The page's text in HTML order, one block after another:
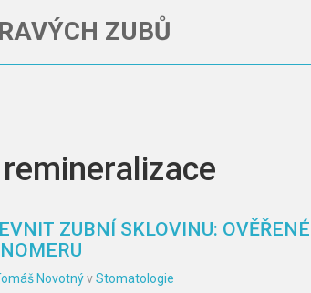
ZUBŮ
ZUBNÍ SKLOVINU:
NovotnývStomatologie